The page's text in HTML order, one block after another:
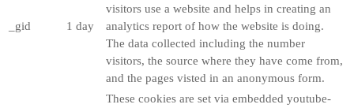
_gid 1 day
visitors use a website and helps in creating an
analytics report of how the website is doing.
The data collected including the number
visitors, the source where they have come from,
and the pages visted in an anonymous form.
These cookies are set via embedded youtube-